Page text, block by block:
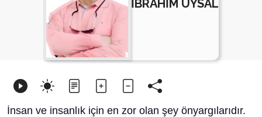
İBRAHİM UYSAL
İnsan ve insanlık için en zor olan şey önyargılarıdır.